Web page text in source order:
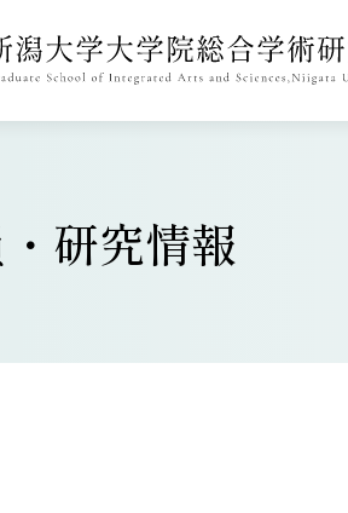
研究情報